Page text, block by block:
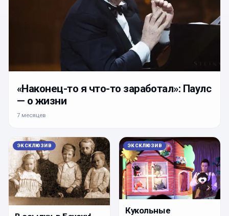
«Наконец-то я что-то заработал»: Паулс
— о жизни
7 месяцев
ЭКСКЛЮЗИВ ЭКСКЛЮЗИВ
Кукольные